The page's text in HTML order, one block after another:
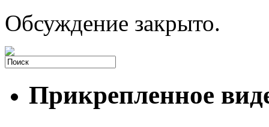
Обсуждение закрыто.
Прикрепленное